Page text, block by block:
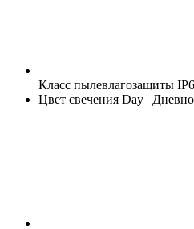
Класс пылевлагозащиты
Цвет свечения Day |